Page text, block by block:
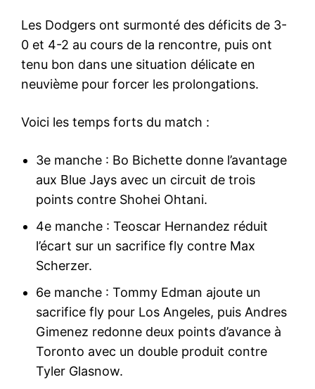
Les Dodgers ont surmonté des déficits de 3-
0 et 4-2 au cours de la rencontre, puis ont
tenu bon dans une situation délicate en
neuvième pour forcer les prolongations.
Voici les temps forts du match :
3e manche : Bo Bichette donne l’avantage
aux Blue Jays avec un circuit de trois
points contre Shohei Ohtani.
4e manche : Teoscar Hernandez réduit
l’écart sur un sacrifice fly contre Max
Scherzer.
6e manche : Tommy Edman ajoute un
sacrifice fly pour Los Angeles, puis Andres
Gimenez redonne deux points d’avance à
Toronto avec un double produit contre
Tyler Glasnow.